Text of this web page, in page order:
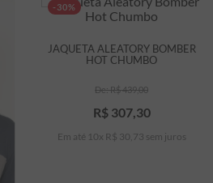
-30%
JAQUETA ALEATORY BOMBER
HOT CHUMBO
R$439,00
R$ 307,30
Em até 10 x R$ 30 73 sem juros